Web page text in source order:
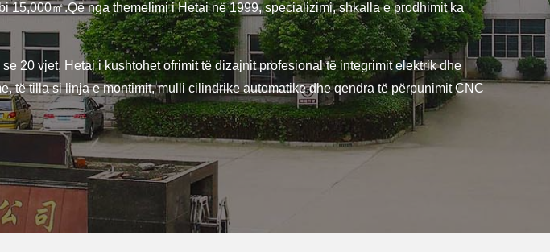
㎡.Që nga themelimi i Hetai në 1999, specializimi, shkalla e prodhimit ka
20 vjet, Hetai i kushtohet ofrimit të dizajnit profesional të integrimit elektrik dhe
të tilla si linja e montimit, mulli cilindrike automatike dhe qendra të përpunimit CNC